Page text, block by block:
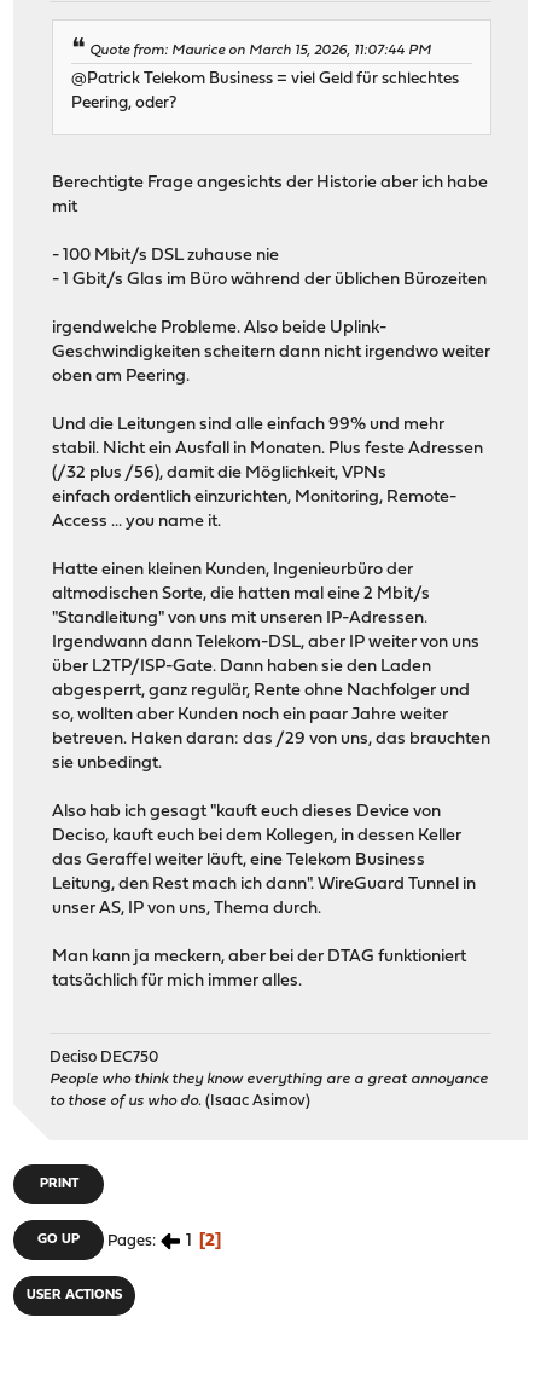
Quote from: Maurice on March 15, 2026, 11:07:44 PM
@Patrick Telekom Business = viel Geld für schlechtes
Peering, oder?
Berechtigte Frage angesichts der Historie aber ich habe
mit
- 100 Mbit/s DSL zuhause nie
- 1 Gbit/s Glas im Büro während der üblichen Bürozeiten
irgendwelche Probleme. Also beide Uplink-
Geschwindigkeiten scheitern dann nicht irgendwo weiter
oben am Peering.
Und die Leitungen sind alle einfach 99% und mehr
stabil. Nicht ein Ausfall in Monaten. Plus feste Adressen
(/32 plus /56), damit die Möglichkeit, VPNs
einfach ordentlich einzurichten, Monitoring, Remote-
Access ... you name it.
Hatte einen kleinen Kunden, Ingenieurbüro der
altmodischen Sorte, die hatten mal eine 2 Mbit/s
"Standleitung" von uns mit unseren IP-Adressen.
Irgendwann dann Telekom-DSL, aber IP weiter von uns
über L2TP/ISP-Gate. Dann haben sie den Laden
abgesperrt, ganz regulär, Rente ohne Nachfolger und
so, wollten aber Kunden noch ein paar Jahre weiter
betreuen. Haken daran: das /29 von uns, das brauchten
sie unbedingt.
Also hab ich gesagt "kauft euch dieses Device von
Deciso, kauft euch bei dem Kollegen, in dessen Keller
das Geraffel weiter läuft, eine Telekom Business
Leitung, den Rest mach ich dann". WireGuard Tunnel in
unser AS, IP von uns, Thema durch.
Man kann ja meckern, aber bei der DTAG funktioniert
tatsächlich für mich immer alles.
Deciso DEC750
People who think they know everything are a great annoyance
to those of us who do. (Isaac Asimov)
PRINT
GO UP Pages 1 2
USER ACTIONS